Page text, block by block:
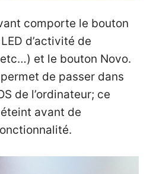
comporte le bouton
d’activité de
et le bouton Novo.
de passer dans
de l’ordinateur; ce
avant de